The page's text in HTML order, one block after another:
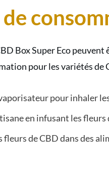
Box Super Eco
pour les variétés
pour inhaler
en infusant les fleurs
de CBD dans des